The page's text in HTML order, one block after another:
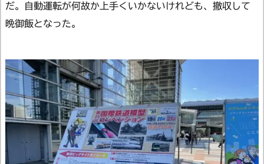
だ。自動運転が何故か上手くいかないけれども、撤収して
晩御飯となった。